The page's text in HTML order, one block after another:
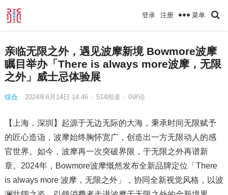
登录 注册 菜单
亲临无限之外，遇见波摩新境 Bowmore波摩
瞩目举办「There is always more波摩，无限
之外」威士忌体验展
综合 2024年6月14日 14:46 · 514阅读 · 0评论
【上海，深圳】起源于无边无际的大海，秉承时间无限赋予
的匠心造诣，波摩始终胸怀宽广，创造出一方无限动人的感
官世界。如今，波摩再一次突破界限，于无限之外再谱新
章。2024年，Bowmore波摩慨然发布全新品牌定位「There
is always more 波摩，无限之外」，协同全新视觉风格，以波